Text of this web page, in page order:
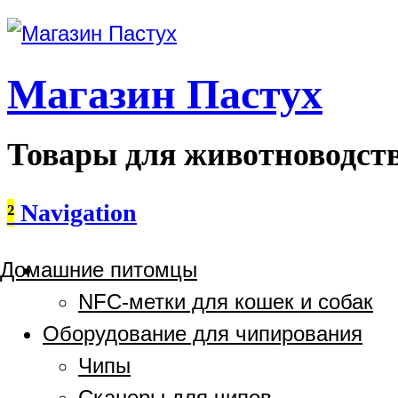
Магазин Пастух
Товары для
² Navigation
Домашние питомцы
NFC-метки для кошек и собак
Оборудование для чипирования
Чипы